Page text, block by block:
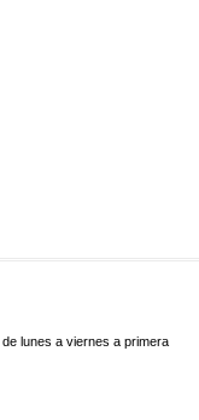
lunes a viernes a primera